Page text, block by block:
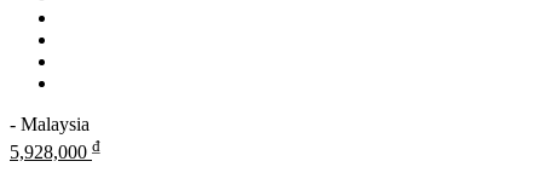
- Malaysia
5,928,000 ₫